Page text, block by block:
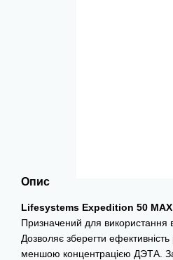
Опис
Lifesystems Expedition 50 MAX
Призначений для використання
Дозволяє зберегти
меншою концентрацією ДЭТА.